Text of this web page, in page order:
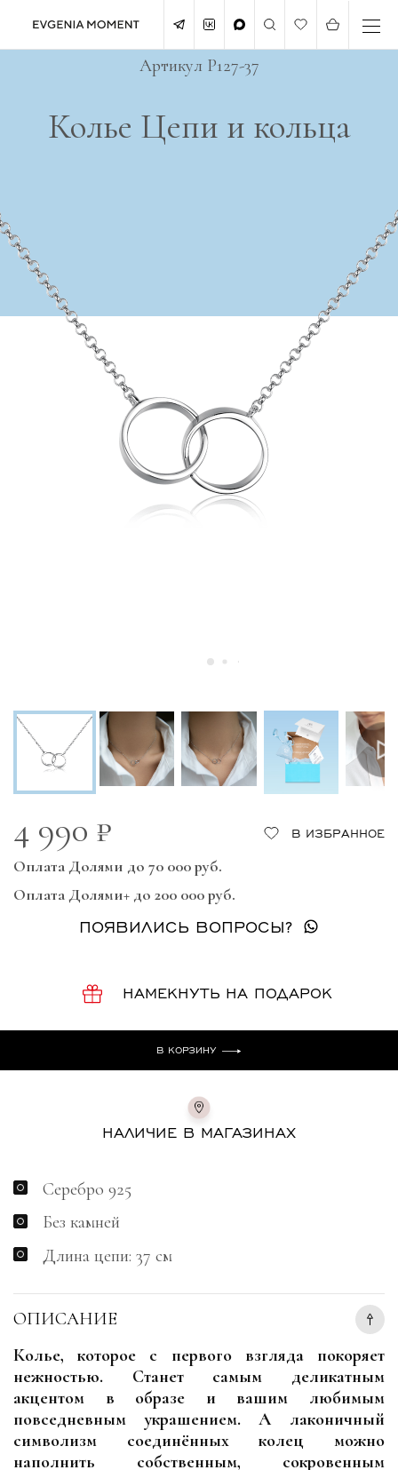
Колье Цепи и кольца
Артикул P127-37
4 990 ₽ В ИЗБРАННОЕ
Оплата Долями до 70 000 руб.
Оплата Долями+ до 200 000 руб.
ПОЯВИЛИСЬ ВОПРОСЫ?
Серебро 925
Без камней
Длина цепи: 37 см
НАМЕКНУТЬ НА ПОДАРОК
В КОРЗИНУ
НАЛИЧИЕ В МАГАЗИНАХ
ОПИСАНИЕ
Колье, которое с первого взгляда покоряет
нежностью. Станет самым деликатным
акцентом в образе и вашим любимым
повседневным украшением. А лаконичный
символизм соединённых колец можно
наполнить собственным, сокровенным